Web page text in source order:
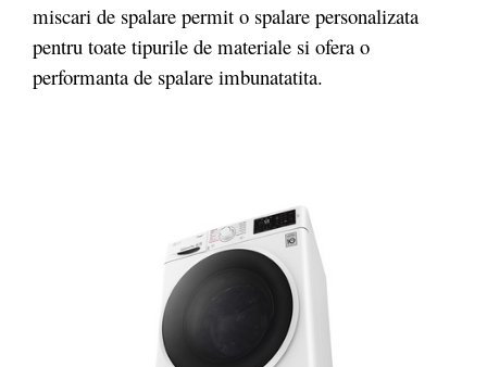
miscari de spalare permit o spalare personalizata
pentru toate tipurile de materiale si ofera o
performanta de spalare imbunatatita.